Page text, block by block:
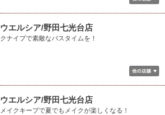
ウエルシア/野田七光台店
クナイプで素敵なバスタイムを！
ウエルシア/野田七光台店
メイクキープで夏でもメイクが楽しくなる！